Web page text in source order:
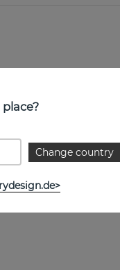
Change country